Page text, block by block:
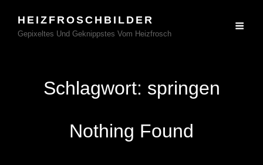
HEIZFROSCHBILDER
Gepixeltes Und Geknippstes Vom Heizfrosch
Schlagwort: springen
Nothing Found